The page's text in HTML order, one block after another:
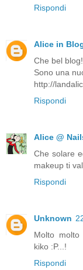
Rispondi
Alice in
Che bel
Sono una
http://
Rispondi
Alice @
Che solare
makeup ti
Rispondi
Unknown
Molto
kiko :P...!
Rispondi